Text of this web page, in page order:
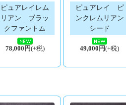
ピュアレイレム
リアン ブラッ
クファントム
78,000円(+税)
ピュアレイ ピ
ンクレムリアン
シード
49,000円(+税)